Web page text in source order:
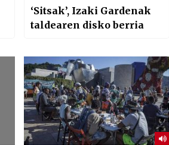
‘Sitsak’, Izaki Gardenak
taldearen disko berria